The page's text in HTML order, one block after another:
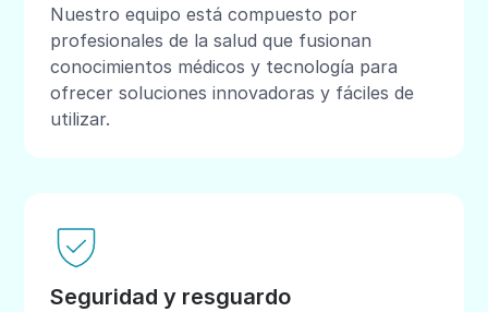
Nuestro equipo está compuesto por
profesionales de la salud que fusionan
conocimientos médicos y tecnología para
ofrecer soluciones innovadoras y fáciles de
utilizar.
Seguridad y resguardo